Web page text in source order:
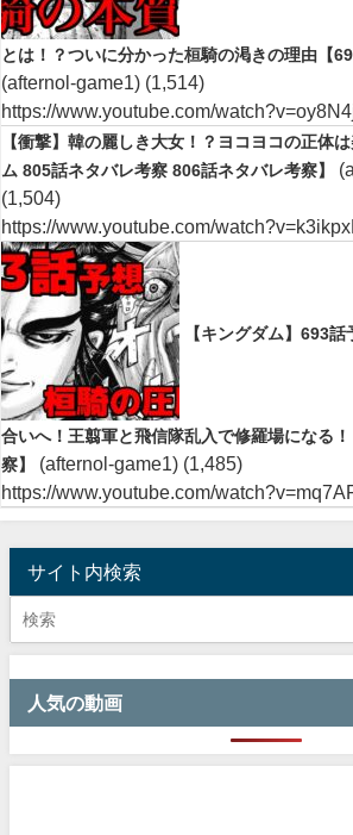
とは！？ついに分かった桓騎の渇きの理由【
(afternol-game1) (1,514)
https://www.youtube.com/
【衝撃】韓の麗しき大女！？ヨコヨコの正体
ム 805話ネタバレ考察 806話ネタバレ考察】
(1,504)
https://www.youtube.com/
【キングダム】693
合いへ！王翦軍と飛信隊乱入で修羅場になる
察】
(afternol-game1) (1,485)
https://www.youtube.com/
サイト内検索
人気の動画